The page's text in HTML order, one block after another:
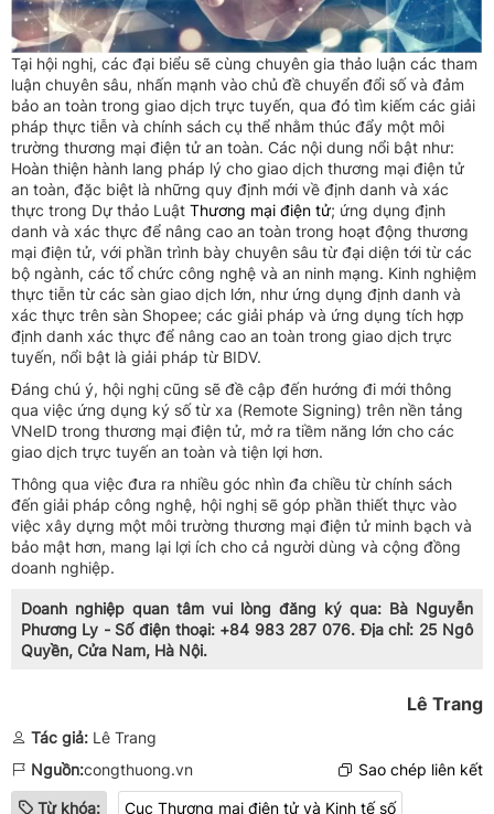
Tại hội nghị, các đại biểu sẽ cùng chuyên gia thảo luận các tham
luận chuyên sâu, nhấn mạnh vào chủ đề chuyển đổi số và đảm
bảo an toàn trong giao dịch trực tuyến, qua đó tìm kiếm các giải
pháp thực tiễn và chính sách cụ thể nhằm thúc đẩy một môi
trường thương mại điện tử an toàn. Các nội dung nổi bật như:
Hoàn thiện hành lang pháp lý cho giao dịch thương mại điện tử
an toàn, đặc biệt là những quy định mới về định danh và xác
thực trong Dự thảo Luật Thương mại điện tử; ứng dụng định
danh và xác thực để nâng cao an toàn trong hoạt động thương
mại điện tử, với phần trình bày chuyên sâu từ đại diện tới từ các
bộ ngành, các tổ chức công nghệ và an ninh mạng. Kinh nghiệm
thực tiễn từ các sàn giao dịch lớn, như ứng dụng định danh và
xác thực trên sàn Shopee; các giải pháp và ứng dụng tích hợp
định danh xác thực để nâng cao an toàn trong giao dịch trực
tuyến, nổi bật là giải pháp từ BIDV.
Đáng chú ý, hội nghị cũng sẽ đề cập đến hướng đi mới thông
qua việc ứng dụng ký số từ xa (Remote Signing) trên nền tảng
VNeID trong thương mại điện tử, mở ra tiềm năng lớn cho các
giao dịch trực tuyến an toàn và tiện lợi hơn.
Thông qua việc đưa ra nhiều góc nhìn đa chiều từ chính sách
đến giải pháp công nghệ, hội nghị sẽ góp phần thiết thực vào
việc xây dựng một môi trường thương mại điện tử minh bạch và
bảo mật hơn, mang lại lợi ích cho cả người dùng và cộng đồng
doanh nghiệp.
Doanh nghiệp quan tâm vui lòng đăng ký qua: Bà Nguyễn
Phương Ly - Số điện thoại: +84 983 287 076. Địa chỉ: 25 Ngô
Quyền, Cửa Nam, Hà Nội.
Lê Trang
Tác giả: Lê Trang
Nguồn:congthuong.vn Sao chép liên kết
Từ khóa: Cục Thương mại điện tử và Kinh tế số